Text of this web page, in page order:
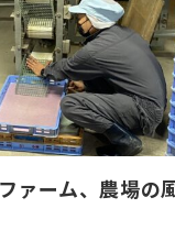
ァーム、農場の